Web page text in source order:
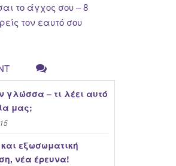
το άγχος σου – 8
τον εαυτό σου
γλώσσα – τι λέει αυτό
μας;
εξωσωματική
νέα έρευνα!